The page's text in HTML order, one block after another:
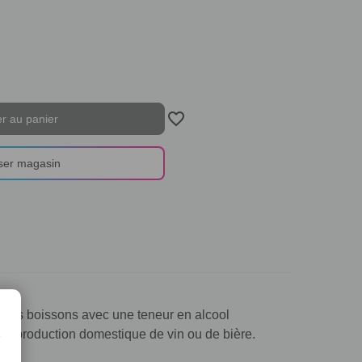
Ajout au panier... L'article a été ajouté
favorite_border
magasin
boissons avec une teneur en alcool
production domestique de vin ou de bière.